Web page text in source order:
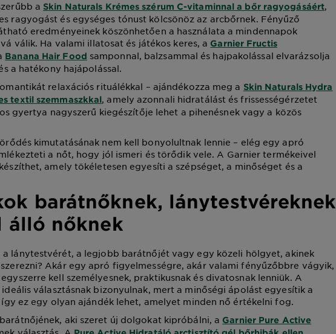
a Skin Naturals Krémes szérum C-vitaminnal a bőr ragyogásáért,
ragyogást és egységes tónust kölcsönöz az arcbőrnek. Fényűző
eredményeinek köszönhetően a használata a mindennapok
válik. Ha valami illatosat és játékos keres, a Garnier Fructis
Banana Hair Food samponnal, balzsammal és hajpakolással elvarázsolja
a hatékony hajápolással.
relaxációs rituálékkal – ajándékozza meg a Skin Naturals Hydra
textil szemmaszkkal, amely azonnali hidratálást és frissességérzetet
gyertya nagyszerű kiegészítője lehet a pihenésnek vagy a közös
kimutatásának nem kell bonyolultnak lennie – elég egy apró
a nőt, hogy jól ismeri és törődik vele. A Garnier termékeivel
amely tökéletesen egyesíti a szépséget, a minőséget és a
barátnőknek, lánytestvéreknek
álló nőknek
a lánytestvérét, a legjobb barátnőjét vagy egy közeli hölgyet, akinek
Akár egy apró figyelmességre, akár valami fényűzőbbre vágyik,
kell személyesnek, praktikusnak és divatosnak lenniük. A
választásnak bizonyulnak, mert a minőségi ápolást egyesítik a
így ez egy olyan ajándék lehet, amelyet minden nő értékelni fog.
aki szeret új dolgokat kipróbálni, a Garnier Pure Active